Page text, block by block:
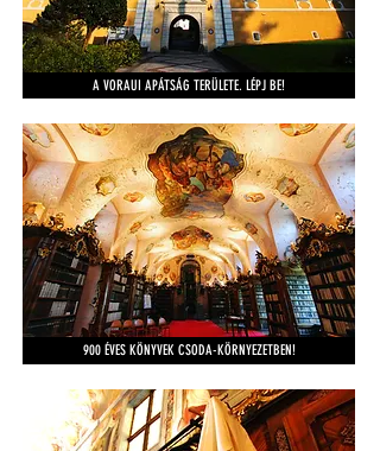
A VORAUI APÁTSÁG TERÜLETE. LÉPJ BE!
900 ÉVES KÖNYVEK CSODA-KÖRNYEZETBEN!